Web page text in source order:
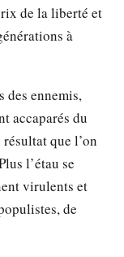
de la liberté et
à
des ennemis,
accaparés du
que l’on
l’étau se
virulents et
de